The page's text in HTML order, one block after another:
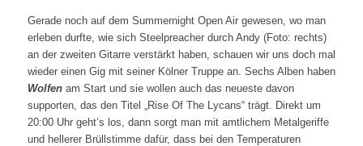
Gerade noch auf dem Summernight Open Air gewesen, wo man
erleben durfte, wie sich Steelpreacher durch Andy (Foto: rechts)
an der zweiten Gitarre verstärkt haben, schauen wir uns doch mal
wieder einen Gig mit seiner Kölner Truppe an. Sechs Alben haben
Wolfenam Start und sie wollen auch das neueste davon
supporten, das den Titel „Rise Of The Lycans“ trägt. Direkt um
20:00 Uhr geht’s los, dann sorgt man mit amtlichem Metalgeriffe
und hellerer Brüllstimme dafür, dass bei den Temperaturen